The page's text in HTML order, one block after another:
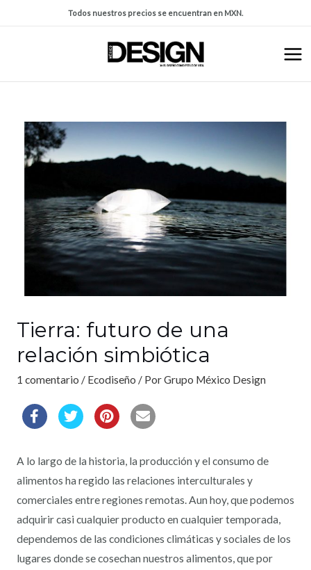
Todos nuestros precios se encuentran en MXN.
Tierra: futuro de una
relación simbiótica
1 comentario / Ecodiseño / PorGrupo México Design
A lo largo de la historia, la producción y el consumo de
alimentos ha regido las relaciones interculturales y
comerciales entre regiones remotas. Aun hoy, que podemos
adquirir casi cualquier producto en cualquier temporada,
dependemos de las condiciones climáticas y sociales de los
lugares donde se cosechan nuestros alimentos, que por